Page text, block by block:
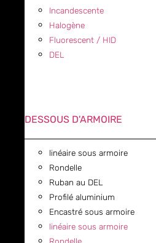
Incandescente
Halogène
Fluorescent / HID
DEL
DESSOUS D'ARMOIRE
linéaire sous armoire
Rondelle
Ruban au DEL
Profilé aluminium
Encastré sous armoire
linéaire sous armoire